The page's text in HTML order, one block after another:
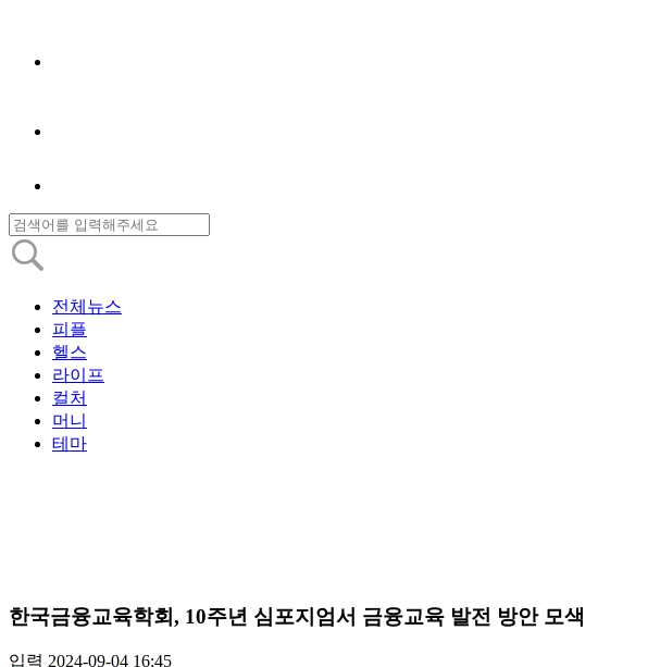
전체뉴스
피플
헬스
라이프
컬처
머니
테마
한국금융교육학회, 10주년 심포지엄서 금융교육 발전 방안 모색
입력 2024-09-04 16:45